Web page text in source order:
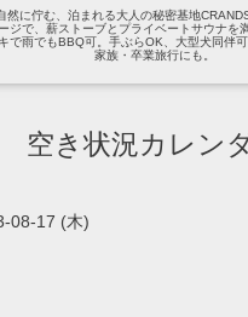
然に佇む、泊まれる大人の秘密基地
ジで、薪ストーブとプライベートサウナを
で雨でもBBQ可。手ぶらOK、大型犬同伴
家族・卒業旅行にも。
空き状況カレン
08-17 (木)